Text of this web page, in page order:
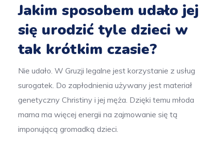
Jakim sposobem udało jej
się urodzić tyle dzieci w
tak krótkim czasie?
Nie udało. W Gruzji legalne jest korzystanie z usług
surogatek. Do zapłodnienia używany jest materiał
genetyczny Christiny i jej męża. Dzięki temu młoda
mama ma więcej energii na zajmowanie się tą
imponującą gromadką dzieci.